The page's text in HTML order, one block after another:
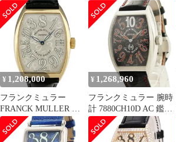
クス クレイジーアワー
ズ ダイヤモンド
Ref.5850CH NBR D5 CD
中古品 シルバー メンズ
腕時計
ランド
¥ 1,208,000
フランクミュラー
FRANCK MULLER ト
ノー カーベックス クレ
イジーアワーズ ギョー
¥ 1,268,960
フランクミュラー 腕時
計 7880CH10D AC 鑑定
済み ブランド